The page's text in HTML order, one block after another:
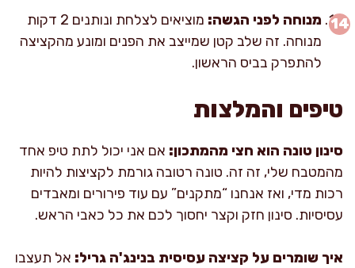
מנוחה לפני הגשה:
מוציאים לצלחת ונותנים 2 דקות
מנוחה. זה שלב קטן שמייצב את הפנים ומונע מהקציצה
להתפרק בביס הראשון.
טיפים והמלצות
סינון טונה הוא חצי מהמתכון: אם אני יכול לתת טיפ אחד
מהמטבח שלי, זה זה. טונה רטובה גורמת לקציצות להיות
רכות מדי, ואז אנחנו “מתקנים” עם עוד פירורים ומאבדים
עסיסיות. סינון חזק וקצר יחסוך לכם את כל כאבי הראש.
איך שומרים על קציצה עסיסית בנינג'ה גריל: אל תעצבו